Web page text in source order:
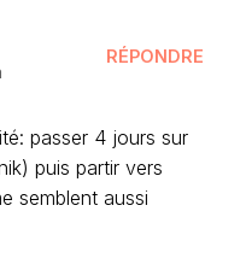
RÉPONDRE
passer 4 jours sur
puis partir vers
semblent aussi